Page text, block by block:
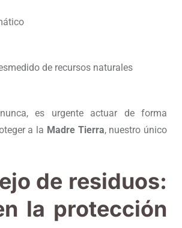
de recursos naturales
es urgente actuar de forma
a la Madre Tierra, nuestro único
de residuos:
la protección